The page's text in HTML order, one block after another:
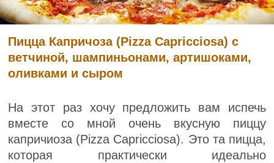
Пицца Капричоза (Pizza Capricciosa) с
ветчиной, шампиньонами, артишоками,
оливками и сыром
На этот раз хочу предложить вам испечь
вместе со мной очень вкусную пиццу
капричиоза (Pizza Capricciosa). Это та пицца,
которая практически идеально